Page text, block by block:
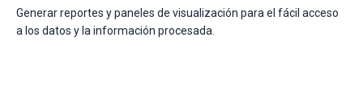
Generar reportes y paneles de visualización para el fácil acceso
a los datos y la información procesada.